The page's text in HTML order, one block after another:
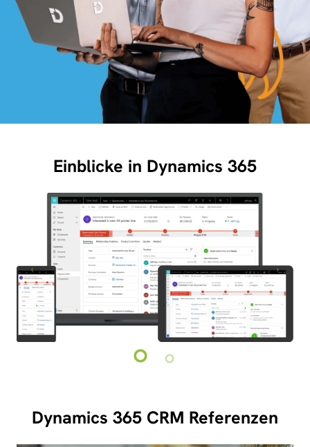
Einblicke in Dynamics 365
Dynamics 365 CRM Referenzen